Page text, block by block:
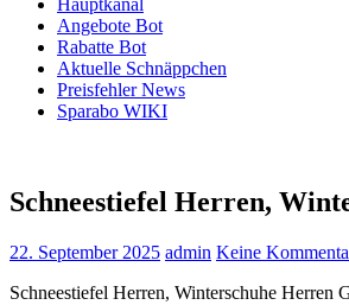
Hauptkanal
Angebote Bot
Rabatte Bot
Aktuelle Schnäppchen
Preisfehler News
Sparabo WIKI
Schneestiefel Herren,
22. September 2025 admin Keine
Schneestiefel Herren, Winterschuhe Herren